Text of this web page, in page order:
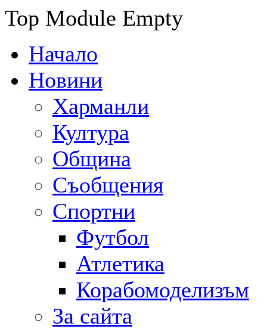
Top Module Empty
Начало
Новини
Харманли
Култура
Община
Съобщения
Спортни
Футбол
Атлетика
Корабомоделизъм
За сайта